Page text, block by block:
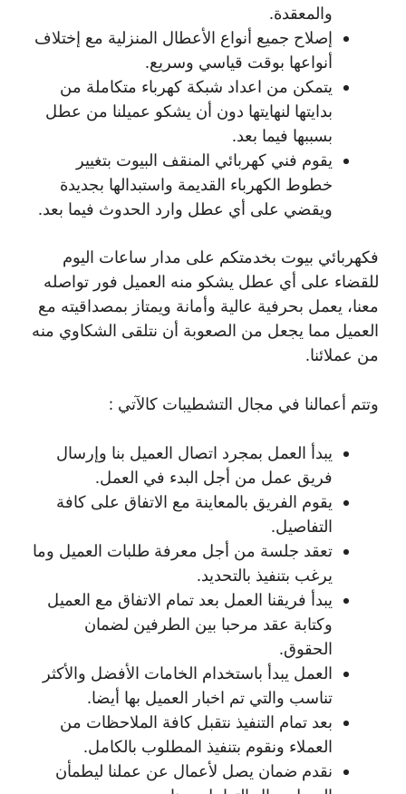
والمعقدة.
إصلاح جميع أنواع الأعطال المنزلية مع إختلاف
أنواعها بوقت قياسي وسريع.
يتمكن من اعداد شبكة كهرباء متكاملة من
بدايتها لنهايتها دون أن يشكو عميلنا من عطل
بسببها فيما بعد.
يقوم فني كهربائي المنقف البيوت بتغيير
خطوط الكهرباء القديمة واستبدالها بجديدة
ويقضي على أي عطل وارد الحدوث فيما بعد.
فكهربائي بيوت بخدمتكم على مدار ساعات اليوم
للقضاء على أي عطل يشكو منه العميل فور تواصله
معنا، يعمل بحرفية عالية وأمانة ويمتاز بمصداقيته مع
العميل مما يجعل من الصعوبة أن نتلقى الشكاوي منه
من عملائنا.
وتتم أعمالنا في مجال التشطيبات كالآتي :
يبدأ العمل بمجرد اتصال العميل بنا وإرسال
فريق عمل من أجل البدء في العمل.
يقوم الفريق بالمعاينة مع الاتفاق على كافة
التفاصيل.
تعقد جلسة من أجل معرفة طلبات العميل وما
يرغب بتنفيذ بالتحديد.
يبدأ فريقنا العمل بعد تمام الاتفاق مع العميل
وكتابة عقد مرحبا بين الطرفين لضمان
الحقوق.
العمل يبدأ باستخدام الخامات الأفضل والأكثر
تناسب والتي تم اخبار العميل بها أيضا.
بعد تمام التنفيذ نتقبل كافة الملاحظات من
العملاء ونقوم بتنفيذ المطلوب بالكامل.
نقدم ضمان يصل لأعمال عن عملنا ليطمأن